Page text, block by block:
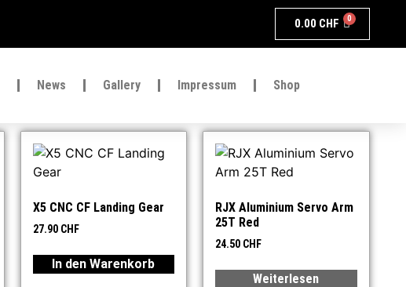
0.00 CHF 0
News Gallery Impressum Shop
X5 CNC CF Landing Gear
27.90 CHF
In den Warenkorb
RJX Aluminium Servo Arm
25T Red
24.50 CHF
Weiterlesen